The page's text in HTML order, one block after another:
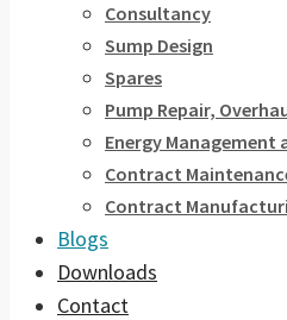
Consultancy
Sump Design
Spares
Pump Repair,
Energy Management
Contract
Contract
Blogs
Downloads
Contact